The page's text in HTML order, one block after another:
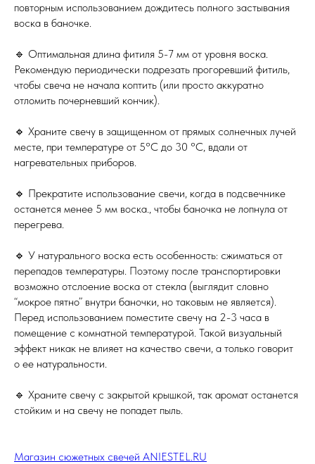
повторным использованием дождитесь полного застывания
воска в баночке.
🔹 Оптимальная длина фитиля 5-7 мм от уровня воска.
Рекомендую периодически подрезать прогоревший фитиль,
чтобы свеча не начала коптить (или просто аккуратно
отломить почерневший кончик).
🔹 Храните свечу в защищенном от прямых солнечных лучей
месте, при температуре от 5°C до 30 °C, вдали от
нагревательных приборов.
🔹 Прекратите использование свечи, когда в подсвечнике
останется менее 5 мм воска., чтобы баночка не лопнула от
перегрева.
🔹 У натурального воска есть особенность: сжиматься от
перепадов температуры. Поэтому после транспортировки
возможно отслоение воска от стекла (выглядит словно
“мокрое пятно” внутри баночки, но таковым не является).
Перед использованием поместите свечу на 2-3 часа в
помещение с комнатной температурой. Такой визуальный
эффект никак не влияет на качество свечи, а только говорит
о ее натуральности.
🔹 Храните свечу с закрытой крышкой, так аромат останется
стойким и на свечу не попадет пыль.
Магазин сюжетных свечей ANIESTEL.RU